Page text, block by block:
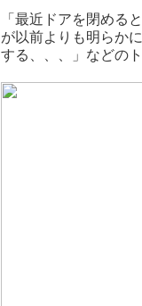
「最近ドアを閉める
が以前よりも明らか
する、、、」などの